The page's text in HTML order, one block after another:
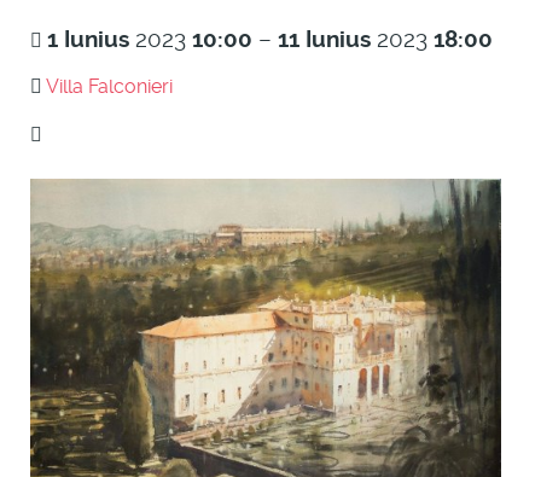
1 Iunius 2023 10:00 – 11 Iunius 2023 18:00
Villa Falconieri